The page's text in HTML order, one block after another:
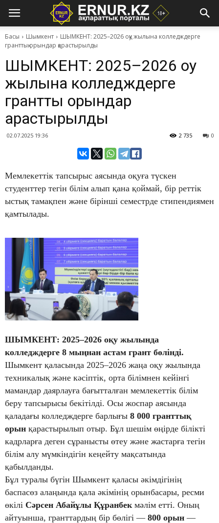
Басы Шымкент
ШЫМКЕНТ: 2025–2026 оқу жылына колледждерге
гранттық орындар қарастырылды
ШЫМКЕНТ: 2025–2026 оқу
жылына колледждерге
гранттық орындар
қарастырылды
02.07.2025 19:36 0
2 735
Мемлекеттік тапсырыс аясында оқуға түскен
студенттер тегін білім алып қана қоймай, бір реттік
ыстық тамақпен және бірінші семестрде стипендиямен
қамтылады.
ШЫМКЕНТ: 2025–2026 оқу жылында
колледждерге 8 мыңнан астам грант бөлінді.
Шымкент қаласында 2025–2026 жаңа оқу жылында
техникалық және кәсіптік, орта білімнен кейінгі
мамандар даярлауға бағытталған мемлекеттік білім
беру тапсырысы бекітілді. Осы жоспар аясында
қаладағы колледждерге барлығы 8 000 гранттық
орын қарастырылып отыр. Бұл шешім өңірде білікті
кадрларға деген сұранысты өтеу және жастарға тегін
білім алу мүмкіндігін кеңейту мақсатында
қабылданды.
Бұл туралы бүгін Шымкент қаласы әкімдігінің
баспасөз алаңында қала әкімінің орынбасары, ресми
өкілі Сәрсен Абайұлы Құранбекмәлім етті. Оның
айтуынша, гранттардың бір бөлігі — 800 орын —